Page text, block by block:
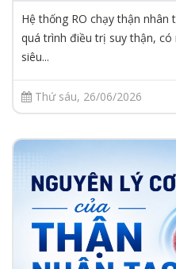
Hệ thống RO chạy thận
quá trình điều trị suy thận,
siêu...
Thứ sáu, 26/06/2026